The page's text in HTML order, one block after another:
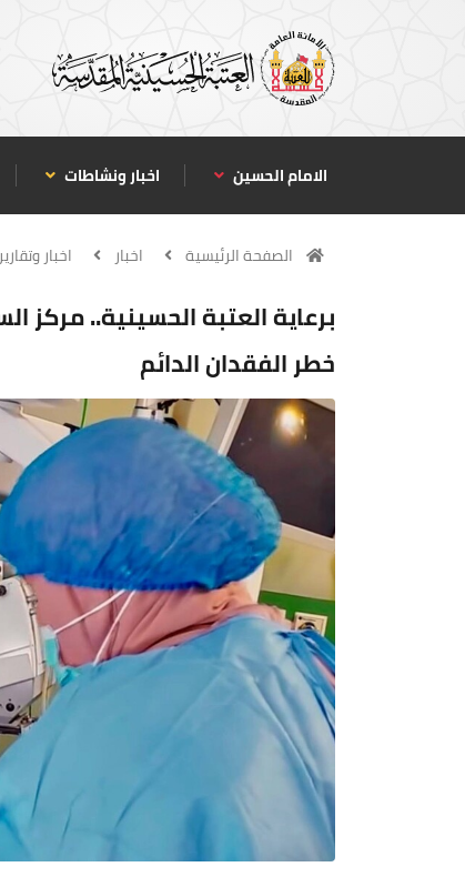
الامام الحسين اخبار ونشاطات
الصفحة الرئيسية اخبار اخبار وتقارير
برعاية العتبة الحسينية.. مركز
خطر الفقدان الدائم